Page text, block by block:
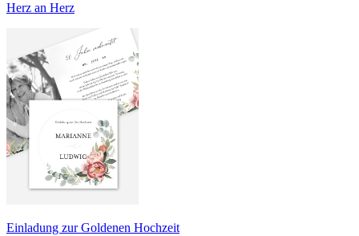
Herz an Herz
Einladung zur Goldenen Hochzeit